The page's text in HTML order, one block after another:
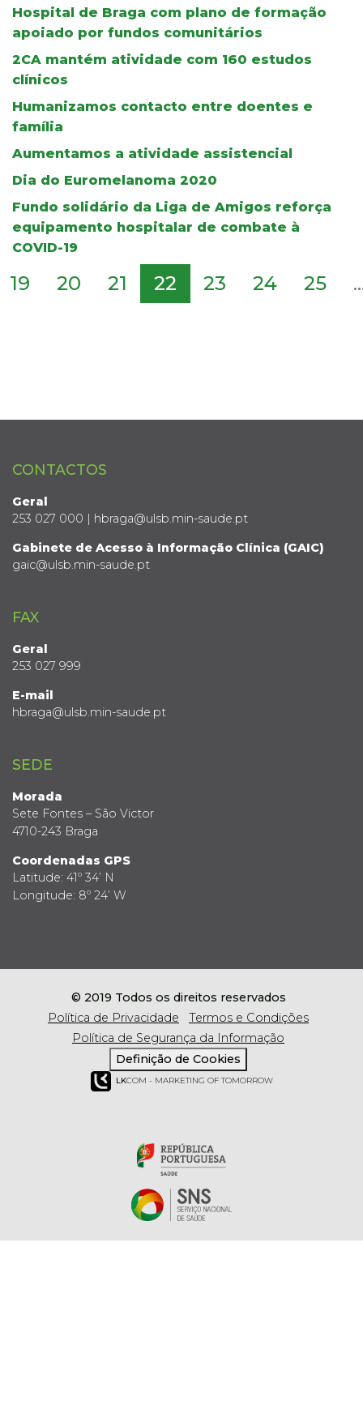
Hospital de Braga com plano de formação
apoiado por fundos comunitários
2CA mantém atividade com 160 estudos
clínicos
Humanizamos contacto entre doentes e
família
Aumentamos a atividade assistencial
Dia do Euromelanoma 2020
Fundo solidário da Liga de Amigos reforça
equipamento hospitalar de combate à
COVID-19
19 20 21 22 23 24 25
CONTACTOS
Geral
253 027 000 | hbraga@ulsb.min-saude.pt
Gabinete de Acesso à Informação Clínica (GAIC)
gaic@ulsb.min-saude.pt
FAX
Geral
253 027 999
E-mail
hbraga@ulsb.min-saude.pt
SEDE
Morada
Sete Fontes – São Victor
4710-243 Braga
Coordenadas GPS
Latitude: 41º 34’ N
Longitude: 8º 24’ W
© 2019 Todos os direitos reservados
Política de Privacidade
Termos e Condições
Política de Segurança da Informação
Definição de Cookies
LKCOM - MARKETING OF TOMORROW